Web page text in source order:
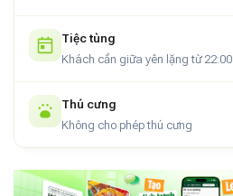
Tiệc tùng
Khách cần giữa yên lặng từ 22:00
Thú cưng
Không cho phép thú cưng